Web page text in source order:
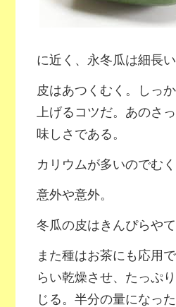
に近く、永冬瓜は細長
皮はあつくむく。しっ
上げるコツだ。あのさ
味しさである。
カリウムが多いのでむ
意外や意外。
冬瓜の皮はきんぴらやて
また種はお茶にも応用
らい乾燥させ、たっぷ
じる。半分の量になっ